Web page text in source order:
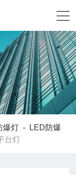
爆灯 -
LED防爆
台灯